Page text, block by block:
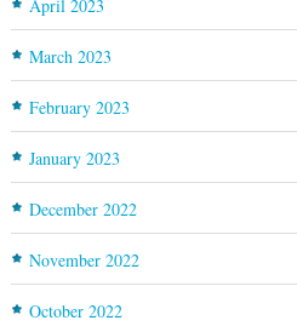
April 2023
March 2023
February 2023
January 2023
December 2022
November 2022
October 2022